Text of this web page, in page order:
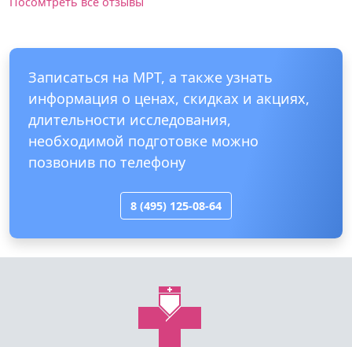
Записаться на МРТ, а также узнать
информация о ценах, скидках и акциях,
длительности исследования,
необходимой подготовке можно
позвонив по телефону
8 (495) 125-08-64